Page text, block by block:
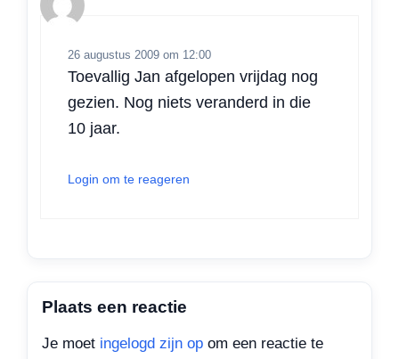
26 augustus 2009 om 12:00
Toevallig Jan afgelopen vrijdag nog
gezien. Nog niets veranderd in die
10 jaar.
Login om te reageren
Plaats een reactie
Je moet ingelogd zijn op om een reactie te